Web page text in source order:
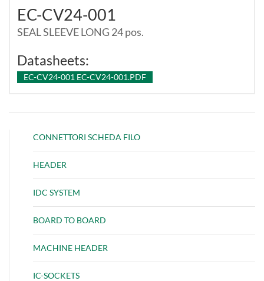
EC-CV24-001
SEAL SLEEVE LONG 24 pos.
Datasheets:
EC-CV24-001 EC-CV24-001.PDF
CONNETTORI SCHEDA FILO
HEADER
IDC SYSTEM
BOARD TO BOARD
MACHINE HEADER
IC-SOCKETS